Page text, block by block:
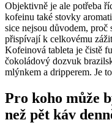
Objektivně je ale potřeba
kofeinu také stovky
sice nejsou důvodem,
přispívají k celkovému
Kofeinová tableta je čistě
čokoládový dozvuk
mlýnkem a dripperem. Je
Pro koho může
než pět káv